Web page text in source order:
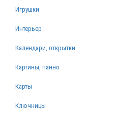
Игрушки
Интерьер
Календари, открытки
Картины, панно
Карты
Ключницы